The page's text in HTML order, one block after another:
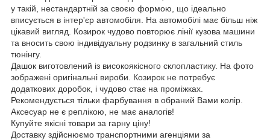
у такій, нестандартній за своєю формою, що ідеально
вписується в інтер'єр автомобіля. На автомобілі має більш ніж
цікавий вигляд. Козирок чудово повторює лінії кузова машини
та вносить свою індивідуальну родзинку в загальний стиль
тюнінгу.
Дашок виготовлений із високоякісного склопластику. На фото
зображені оригінальні вироби. Козирок не потребує
додаткових доробок, і чудово стає на проміжках.
Рекомендується тільки фарбування в обраний Вами колір.
Аксесуар не є реплікою, не має аналогів!
Купуйте якісні товари за гарну ціну!
Доставку здійснюємо транспортними агенціями за